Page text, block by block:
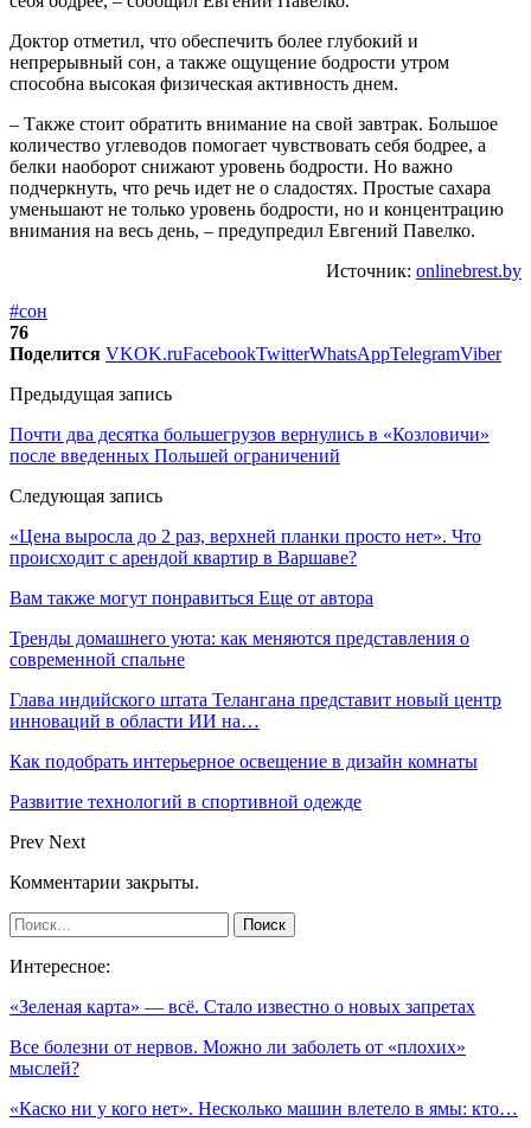
Доктор отметил, что обеспечить более глубокий и
непрерывный сон, а также ощущение бодрости утром
способна высокая физическая активность днем.
– Также стоит обратить внимание на свой завтрак. Большое
количество углеводов помогает чувствовать себя бодрее, а
белки наоборот снижают уровень бодрости. Но важно
подчеркнуть, что речь идет не о сладостях. Простые сахара
уменьшают не только уровень бодрости, но и концентрацию
внимания на весь день, – предупредил Евгений Павелко.
Источник: onlinebrest.by
#сон
76
Поделится VKOK.ruFacebookTwitterWhatsAppTelegramViber
Предыдущая запись
Почти два десятка большегрузов вернулись в «Козловичи»
после введенных Польшей ограничений
Следующая запись
«Цена выросла до 2 раз, верхней планки просто нет». Что
происходит с арендой квартир в Варшаве?
Вам также могут понравиться Еще от автора
Тренды домашнего уюта: как меняются представления о
современной спальне
Глава индийского штата Телангана представит новый центр
инноваций в области ИИ на…
Как подобрать интерьерное освещение в дизайн комнаты
Развитие технологий в спортивной одежде
Prev Next
Комментарии закрыты.
Интересное:
«Зеленая карта» — всё. Стало известно о новых запретах
Все болезни от нервов. Можно ли заболеть от «плохих»
мыслей?
«Каско ни у кого нет». Несколько машин влетело в ямы: кто…